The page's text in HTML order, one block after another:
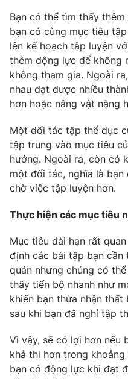
Bạn có thể tìm thấy
bạn có cùng mục tiêu
lên kế hoạch tập luyện
thêm động lực để không
không tham gia. Ngoài
nhau đạt được nhiều
hơn hoặc nâng vật nặng
Một đối tác tập thể dục
tập trung vào mục tiêu
hướng. Ngoài ra, còn có
một đối tác, nghĩa là
chờ việc tập luyện hơn.
Thực hiện các mục tiêu
Mục tiêu dài hạn rất
định các bài tập bạn cần
quán nhưng chúng có
thấy tiến bộ nhanh như
khiến bạn thừa nhận
sau khi bạn đã nghỉ tập
Vì vậy, sẽ có lợi hơn nếu
khả thi hơn trong
bạn có động lực khi đạt